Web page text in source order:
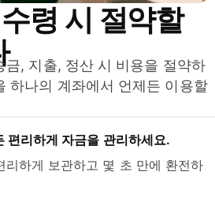
령 시 절약할
, 지출, 정산 시 비용을 절약하
하나의 계좌에서 언제든 이용할
편리하게 자금을 관리하세요.
리하게 보관하고 몇 초 만에 환전하